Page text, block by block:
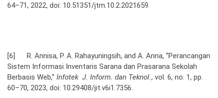
64–71, 2022, doi: 10.51351/jtm.10.2.2021659.
[6] R. Annisa, P. A. Rahayuningsih, and A. Anna, “Perancangan
Sistem Informasi Inventaris Sarana dan Prasarana Sekolah
Berbasis Web,” Infotek J. Inform. dan Teknol., vol. 6, no. 1, pp.
60–70, 2023, doi: 10.29408/jit.v6i1.7356.